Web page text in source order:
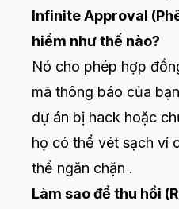
Infinite Approval
hiểm như thế nào?
Nó cho phép hợp
mã thông báo của
dự án bị hack hoặc
họ có thể vét sạch ví
thể ngăn chặn .
Làm sao để thu hồi